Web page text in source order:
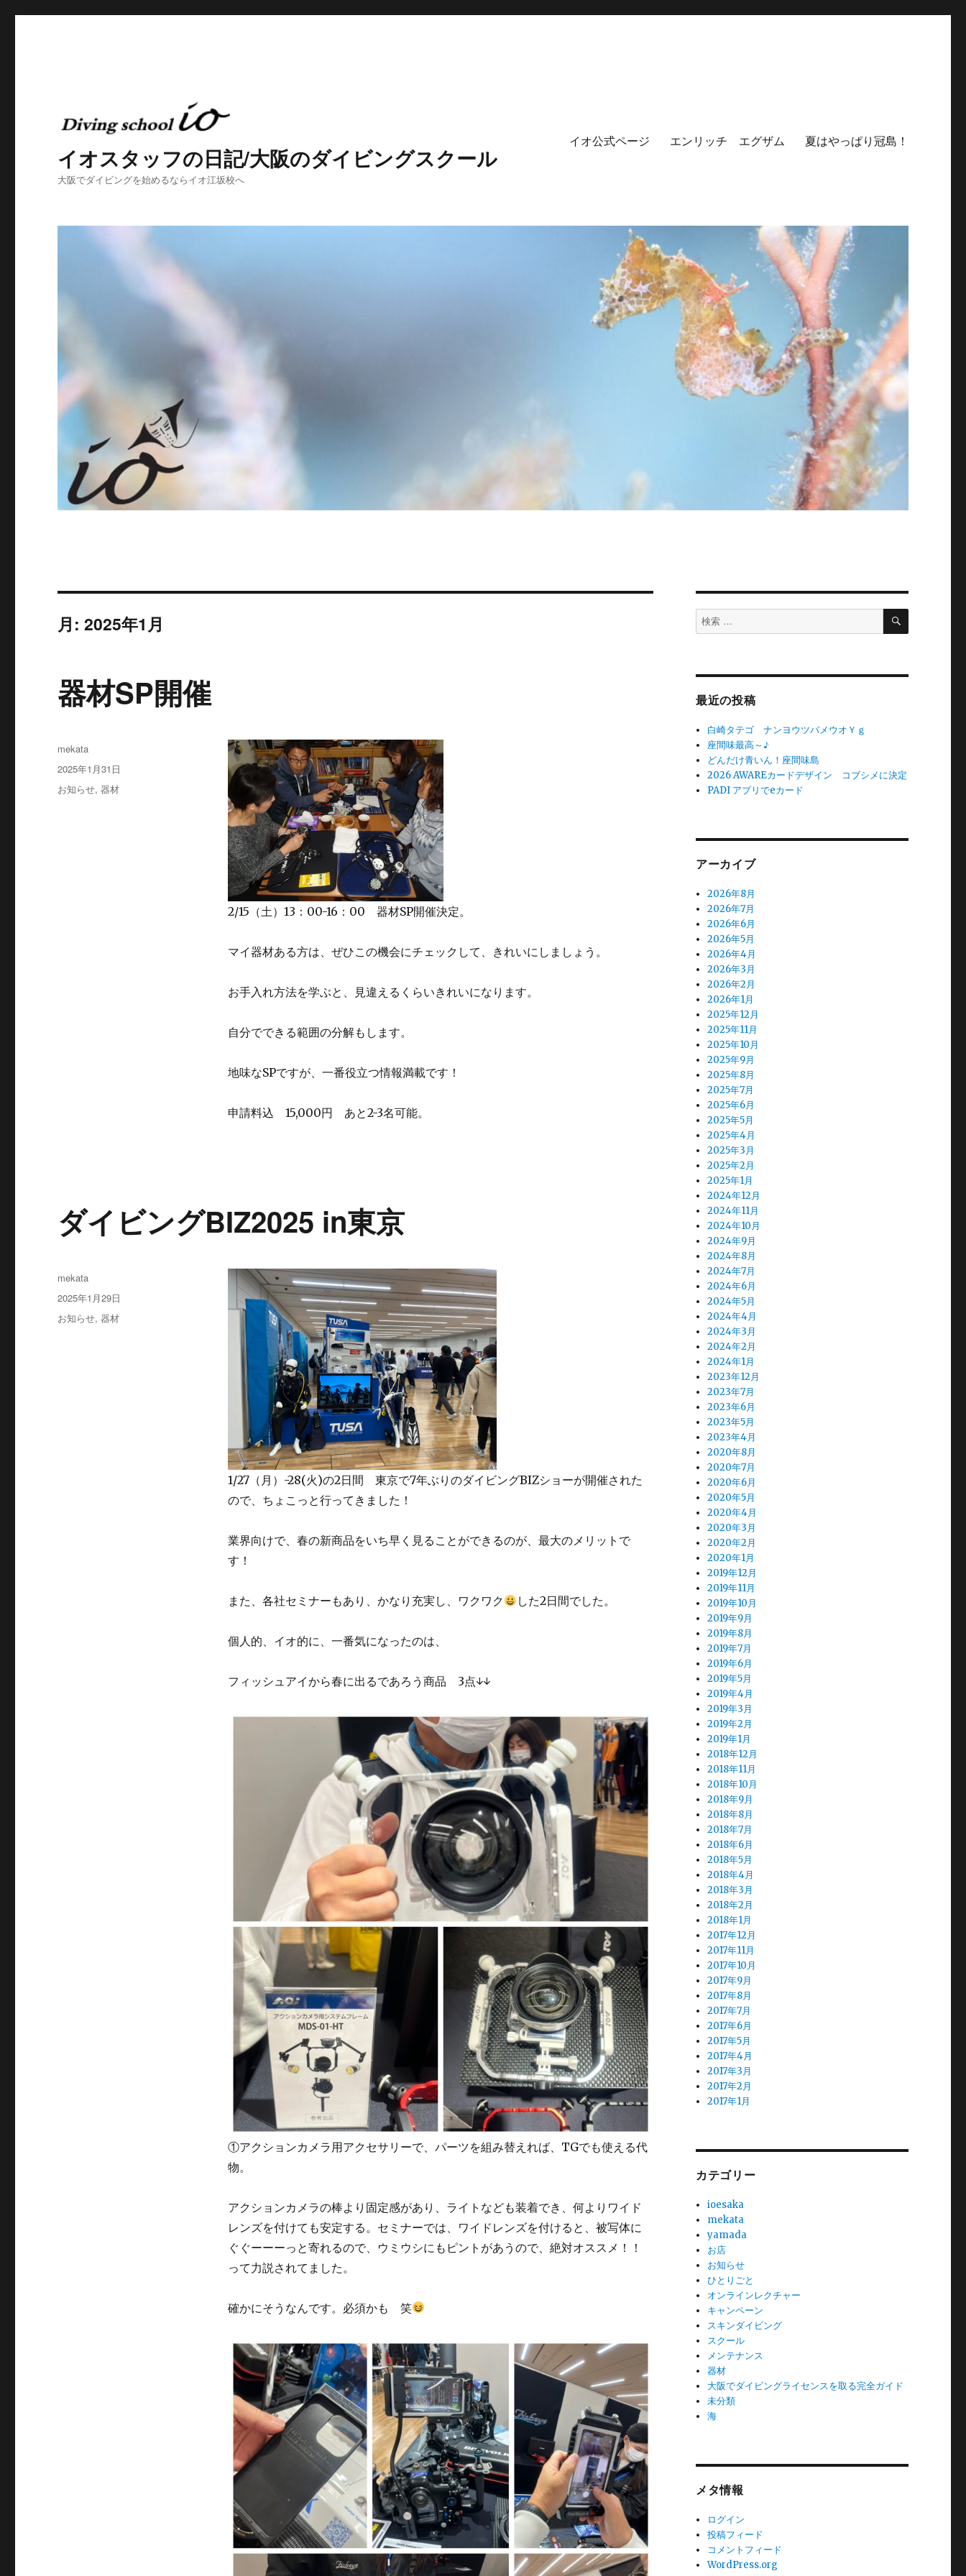
イオスタッフの日記/大阪のダイビングスクール
大阪でダイビングを始めるならイオ江坂校へ
イオ公式ページ エンリッチ エグザム 夏はやっぱり冠島！
月:2025年1月
器材SP開催
2/15（土）13：00-16：00 器材SP開催決定。
マイ器材ある方は、ぜひこの機会にチェックして、きれいにしましょう。
お手入れ方法を学ぶと、見違えるくらいきれいになります。
自分でできる範囲の分解もします。
地味なSPですが、一番役立つ情報満載です！
申請料込 15,000円 あと2-3名可能。
投
mekata
投
稿
日:
2025年1月31日
カ
お知らせ,器材
ダイビングBIZ2025 in東京
1/27（月）-28(火)の2日間 東京で7年ぶりのダイビングBIZショーが開催された
ので、ちょこっと行ってきました！
業界向けで、春の新商品をいち早く見ることができるのが、最大のメリットで
す！
また、各社セミナーもあり、かなり充実し、ワクワク した2日間でした。
個人的、イオ的に、一番気になったのは、
フィッシュアイから春に出るであろう商品 3点↓↓
①アクションカメラ用アクセサリーで、パーツを組み替えれば、TGでも使える代
物。
アクションカメラの棒より固定感があり、ライトなども装着でき、何よりワイド
レンズを付けても安定する。セミナーでは、ワイドレンズを付けると、被写体に
ぐぐーーーっと寄れるので、ウミウシにもピントがあうので、絶対オススメ！！
って力説されてました。
確かにそうなんです。必須かも 笑
投
mekata
投
稿
日:
2025年1月29日
カ
お知らせ,器材
検
索
検
最近の投稿
白崎タテゴ ナンヨウツバメウオＹｇ
座間味最高～♪
どんだけ青いん！座間味島
2026 AWAREカードデザイン コブシメに決定
PADI アプリでeカード
アーカイブ
2026年8月
2026年7月
2026年6月
2026年5月
2026年4月
2026年3月
2026年2月
2026年1月
2025年12月
2025年11月
2025年10月
2025年9月
2025年8月
2025年7月
2025年6月
2025年5月
2025年4月
2025年3月
2025年2月
2025年1月
2024年12月
2024年11月
2024年10月
2024年9月
2024年8月
2024年7月
2024年6月
2024年5月
2024年4月
2024年3月
2024年2月
2024年1月
2023年12月
2023年7月
2023年6月
2023年5月
2023年4月
2020年8月
2020年7月
2020年6月
2020年5月
2020年4月
2020年3月
2020年2月
2020年1月
2019年12月
2019年11月
2019年10月
2019年9月
2019年8月
2019年7月
2019年6月
2019年5月
2019年4月
2019年3月
2019年2月
2019年1月
2018年12月
2018年11月
2018年10月
2018年9月
2018年8月
2018年7月
2018年6月
2018年5月
2018年4月
2018年3月
2018年2月
2018年1月
2017年12月
2017年11月
2017年10月
2017年9月
2017年8月
2017年7月
2017年6月
2017年5月
2017年4月
2017年3月
2017年2月
2017年1月
カテゴリー
ioesaka
mekata
yamada
お店
お知らせ
ひとりごと
オンラインレクチャー
キャンペーン
スキンダイビング
スクール
メンテナンス
器材
大阪でダイビングライセンスを取る完全ガイド
未分類
海
メタ情報
ログイン
投稿フィード
コメントフィード
WordPress.org